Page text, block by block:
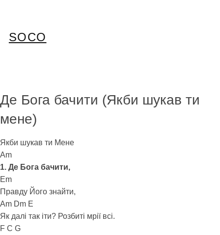
SOCO
Де Бога бачити (Якби шукав ти
мене)
Якби шукав ти Мене
Am
1. Де Бога бачити,
Em
Правду Його знайти,
Am Dm E
Як далi так іти? Розбиті мрії всі.
F C G